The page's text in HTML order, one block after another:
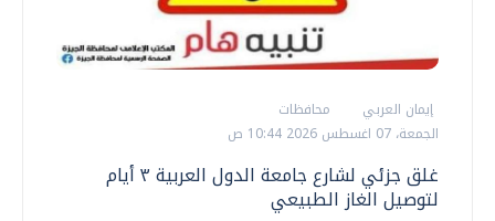
إيمان العربي
محافظات
الجمعة، 07 اغسطس 2026 10:44 ص
غلق جزئي لشارع جامعة الدول العربية ٣ أيام
لتوصيل الغاز الطبيعي